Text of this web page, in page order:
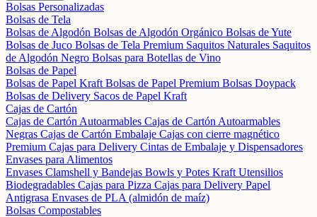
Bolsas Personalizadas
Bolsas de Tela
Bolsas de Algodón Bolsas de Algodón Orgánico Bolsas de Yute
Bolsas de Juco Bolsas de Tela Premium Saquitos Naturales Saquitos
de Algodón Negro Bolsas para Botellas de Vino
Bolsas de Papel
Bolsas de Papel Kraft Bolsas de Papel Premium Bolsas Doypack
Bolsas de Delivery Sacos de Papel Kraft
Cajas de Cartón
Cajas de Cartón Autoarmables Cajas de Cartón Autoarmables
Negras Cajas de Cartón Embalaje Cajas con cierre magnético
Premium Cajas para Delivery Cintas de Embalaje y Dispensadores
Envases para Alimentos
Envases Clamshell y Bandejas Bowls y Potes Kraft Utensilios
Biodegradables Cajas para Pizza Cajas para Delivery Papel
Antigrasa Envases de PLA (almidón de maíz)
Bolsas Compostables